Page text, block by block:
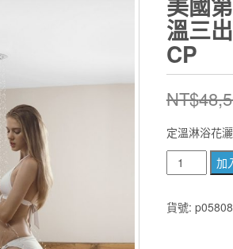
溫三
CP
NT$
定溫淋浴花
國
第
一
加
貨號: